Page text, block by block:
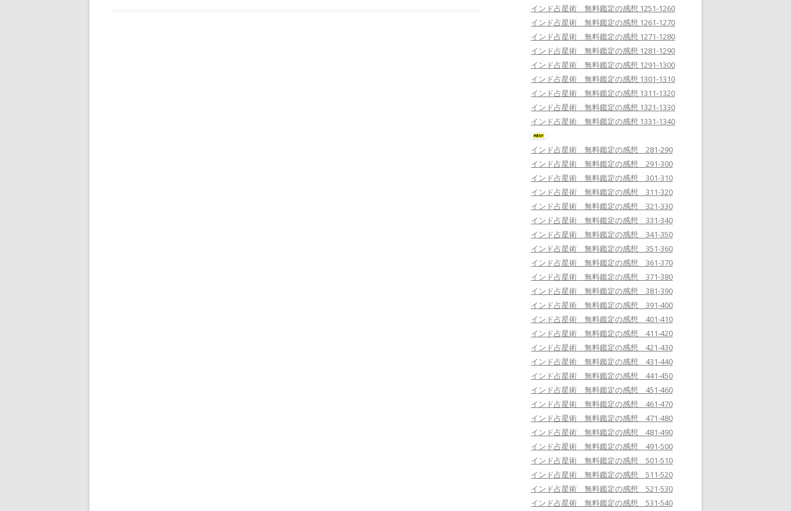
インド占星術 無料鑑定の感想 1251-1260
インド占星術 無料鑑定の感想 1261-1270
インド占星術 無料鑑定の感想 1271-1280
インド占星術 無料鑑定の感想 1281-1290
インド占星術 無料鑑定の感想 1291-1300
インド占星術 無料鑑定の感想 1301-1310
インド占星術 無料鑑定の感想 1311-1320
インド占星術 無料鑑定の感想 1321-1330
インド占星術 無料鑑定の感想 1331-1340
インド占星術 無料鑑定の感想 281-290
インド占星術 無料鑑定の感想 291-300
インド占星術 無料鑑定の感想 301-310
インド占星術 無料鑑定の感想 311-320
インド占星術 無料鑑定の感想 321-330
インド占星術 無料鑑定の感想 331-340
インド占星術 無料鑑定の感想 341-350
インド占星術 無料鑑定の感想 351-360
インド占星術 無料鑑定の感想 361-370
インド占星術 無料鑑定の感想 371-380
インド占星術 無料鑑定の感想 381-390
インド占星術 無料鑑定の感想 391-400
インド占星術 無料鑑定の感想 401-410
インド占星術 無料鑑定の感想 411-420
インド占星術 無料鑑定の感想 421-430
インド占星術 無料鑑定の感想 431-440
インド占星術 無料鑑定の感想 441-450
インド占星術 無料鑑定の感想 451-460
インド占星術 無料鑑定の感想 461-470
インド占星術 無料鑑定の感想 471-480
インド占星術 無料鑑定の感想 481-490
インド占星術 無料鑑定の感想 491-500
インド占星術 無料鑑定の感想 501-510
インド占星術 無料鑑定の感想 511-520
インド占星術 無料鑑定の感想 521-530
インド占星術 無料鑑定の感想 531-540